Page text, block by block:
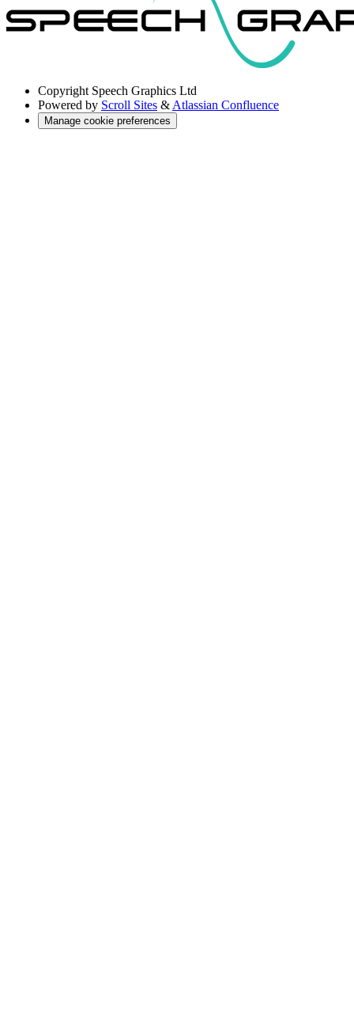
Copyright Speech Graphics Ltd
Powered by Scroll Sites & Atlassian Confluence
Manage cookie preferences